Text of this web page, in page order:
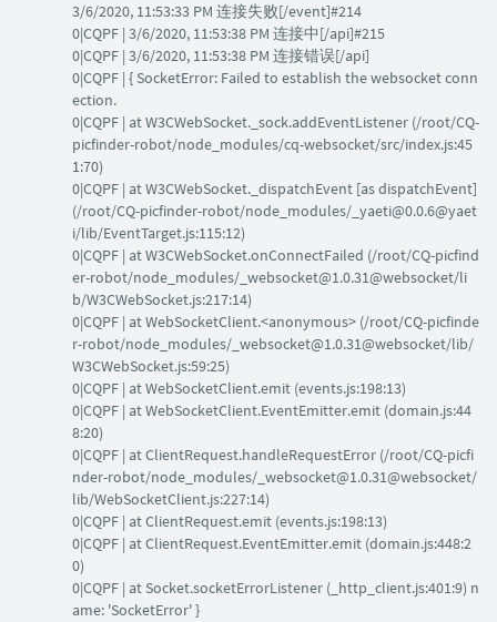
3/6/2020, 11:53:33 PM 连接失败[/event]#214
0|CQPF | 3/6/2020, 11:53:38 PM 连接中[/api]#215
0|CQPF | 3/6/2020, 11:53:38 PM 连接错误[/api]
0|CQPF | { SocketError: Failed to establish the websocket conn
ection.
0|CQPF | at W3CWebSocket._sock.addEventListener (/root/CQ-
picfinder-robot/node_modules/cq-websocket/src/index.js:45
1:70)
0|CQPF | at W3CWebSocket._dispatchEvent [as dispatchEvent]
(/root/CQ-picfinder-robot/node_modules/_yaeti@0.0.6@yaet
i/lib/EventTarget.js:115:12)
0|CQPF | at W3CWebSocket.onConnectFailed (/root/CQ-picfind
er-robot/node_modules/_websocket@1.0.31@websocket/li
b/W3CWebSocket.js:217:14)
0|CQPF | at WebSocketClient.<anonymous> (/root/CQ-picfinde
r-robot/node_modules/_websocket@1.0.31@websocket/lib/
W3CWebSocket.js:59:25)
0|CQPF | at WebSocketClient.emit (events.js:198:13)
0|CQPF | at WebSocketClient.EventEmitter.emit (domain.js:44
8:20)
0|CQPF | at ClientRequest.handleRequestError (/root/CQ-picfi
nder-robot/node_modules/_websocket@1.0.31@websocket/
lib/WebSocketClient.js:227:14)
0|CQPF | at ClientRequest.emit (events.js:198:13)
0|CQPF | at ClientRequest.EventEmitter.emit (domain.js:448:2
0)
0|CQPF | at Socket.socketErrorListener (_http_client.js:401:9) n
ame: 'SocketError' }